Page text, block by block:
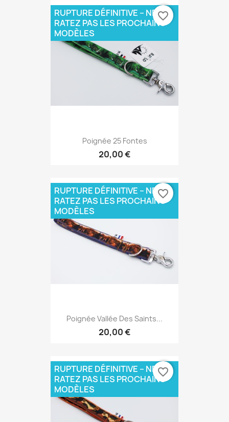
Poignée 25 Fontes
20,00 €
RUPTURE DÉFINITIVE – NE
RATEZ PAS LES PROCHAINS
MODÈLES
favorite_border
Poignée Vallée Des Saints...
20,00 €
RUPTURE DÉFINITIVE – NE
RATEZ PAS LES PROCHAINS
MODÈLES
favorite_border
RUPTURE DÉFINITIVE – NE
RATEZ PAS LES PROCHAINS
MODÈLES
favorite_border